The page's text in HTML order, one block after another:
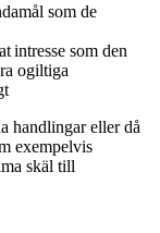
som de
intresse som den
ogiltiga
handlingar eller då
exempelvis
skäl till